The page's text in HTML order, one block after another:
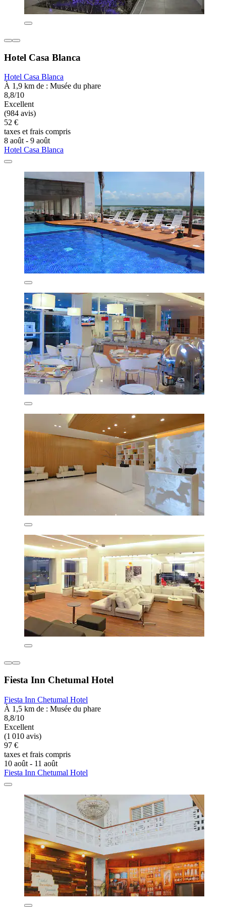
Hotel Casa Blanca
Hotel Casa Blanca
À 1,9 km de : Musée du phare
8,8/10
Excellent
(984 avis)
52 €
taxes et frais compris
8 août - 9 août
Hotel Casa Blanca
Fiesta Inn Chetumal Hotel
Fiesta Inn Chetumal Hotel
À 1,5 km de : Musée du phare
8,8/10
Excellent
(1 010 avis)
97 €
taxes et frais compris
10 août - 11 août
Fiesta Inn Chetumal Hotel